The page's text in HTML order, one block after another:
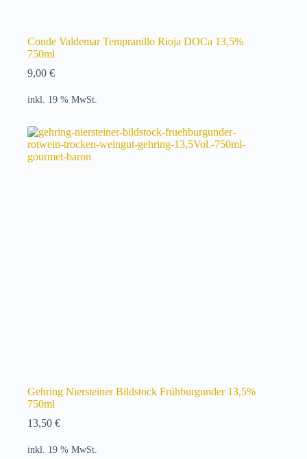
Conde Valdemar Tempranillo Rioja DOCa 13,5%
750ml
9,00 €
inkl. 19 % MwSt.
Gehring Niersteiner Bildstock Frühburgunder 13,5%
750ml
13,50 €
inkl. 19 % MwSt.